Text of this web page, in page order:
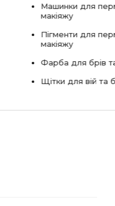
Машинки для
макіяжу
Пігменти для
макіяжу
Фарба для брів
Щітки для вій та